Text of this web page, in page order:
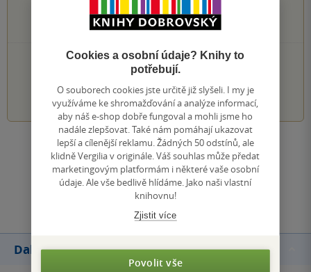
0×
2 hvězdičky
0×
1 hvezdička
PŘIDEJTE SVÉ HODNOCENÍ KNIHY
1 2 3 4 5
Zobrazit všechna hodnocení
Přidat hodnocení
Další knihy autora
Cookies a osobní údaje? Knihy to
potřebují.
O souborech cookies jste určitě již slyšeli. I my je
využíváme ke shromažďování a analýze informací,
aby náš e-shop dobře fungoval a mohli jsme ho
nadále zlepšovat. Také nám pomáhají ukazovat
lepší a cílenější reklamu. Žádných 50 odstínů, ale
klidně Vergilia v originále. Váš souhlas může předat
marketingovým platformám i některé vaše osobní
údaje. Ale vše bedlivě hlídáme. Jako naši vlastní
knihovnu!
Zjistit více
Povolit vše